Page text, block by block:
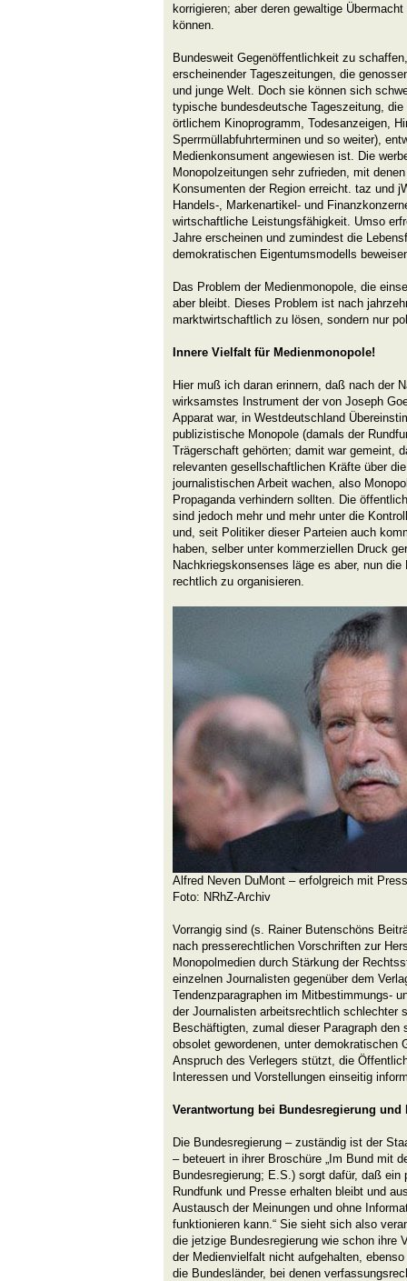
korrigieren; aber deren gewaltige
können.
Bundesweit Gegenöffentlichkeit zu
erscheinender Tageszeitungen, die
und junge Welt. Doch sie können sich
typische bundesdeutsche Tageszeitung,
örtlichem Kinoprogramm, Todesanzeigen,
Sperrmüllabfuhrterminen und so weiter),
Medienkonsument angewiesen ist. Die
Monopolzeitungen sehr zufrieden, mit
Konsumenten der Region erreicht. taz und
Handels-, Markenartikel- und
wirtschaftliche Leistungsfähigkeit. Umso
Jahre erscheinen und zumindest die
demokratischen Eigentumsmodells
Das Problem der Medienmonopole, die
aber bleibt. Dieses Problem ist nach
marktwirtschaftlich zu lösen, sondern nur
Innere Vielfalt für Medienmonopole!
Hier muß ich daran erinnern, daß nach der
wirksamstes Instrument der von Joseph
Apparat war, in Westdeutschland
publizistische Monopole (damals der
Trägerschaft gehörten; damit war gemeint,
relevanten gesellschaftlichen Kräfte über
journalistischen Arbeit wachen, also
Propaganda verhindern sollten. Die
sind jedoch mehr und mehr unter die
und, seit Politiker dieser Parteien auch
haben, selber unter kommerziellen Druck
Nachkriegskonsenses läge es aber, nun
rechtlich zu organisieren.
Alfred Neven DuMont – erfolgreich mit
Foto: NRhZ-Archiv
Vorrangig sind (s. Rainer Butenschöns
nach presserechtlichen Vorschriften zur
Monopolmedien durch Stärkung der
einzelnen Journalisten gegenüber dem
Tendenzparagraphen im Mitbestimmungs-
der Journalisten arbeitsrechtlich schlechter
Beschäftigten, zumal dieser Paragraph den
obsolet gewordenen, unter demokratischen
Anspruch des Verlegers stützt, die
Interessen und Vorstellungen einseitig
Verantwortung bei Bundesregierung und
Die Bundesregierung – zuständig ist der
– beteuert in ihrer Broschüre „Im Bund mit
Bundesregierung; E.S.) sorgt dafür, daß
Rundfunk und Presse erhalten bleibt und
Austausch der Meinungen und ohne
funktionieren kann.“ Sie sieht sich also
die jetzige Bundesregierung wie schon ihre
der Medienvielfalt nicht aufgehalten,
die Bundesländer, bei denen